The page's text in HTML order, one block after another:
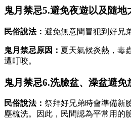
鬼月禁忌5.避免夜遊以及隨地
民俗說法： 避免無意間冒犯到好兄弟
鬼月禁忌原因： 夏天氣候炎熱，毒
遭叮咬。
鬼月禁忌6.洗臉盆、澡盆避免
民俗說法： 祭拜好兄弟時會準備新
塵梳洗。因此，民間認為平常用的